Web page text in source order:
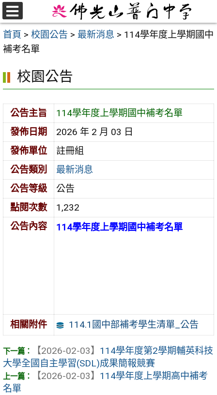
跳
至
主
要
首頁 > 校園公告 > 最新消息 > 114學年度上學期國中
補考名單
校園公告
公告主旨
114學年度上學期國中補考名單
發佈日期
2026 年 2 月 03 日
發佈單位
註冊組
公告類別
最新消息
公告等級
公告
點閱次數
1,232
公告內容
114學年度上學期國中補考名單
相關附件 114.1國中部補考學生清單_公告
【2026-02-03】 114學年度第2學期輔英科技
大學全國自主學習(SDL)成果簡報競賽
【2026-02-03】 114學年度上學期高中補考
名單
選
單